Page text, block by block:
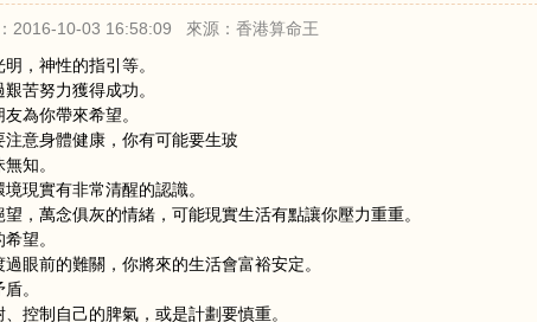
2016-10-03 16:58:09 來源：香港算命王
，神性的指引等。
苦努力獲得成功。
為你帶來希望。
意身體健康，你有可能要生玻
知。
現實有非常清醒的認識。
，萬念俱灰的情緒，可能現實生活有點讓你壓力重重。
望。
過眼前的難關，你將來的生活會富裕安定。
。
控制自己的脾氣，或是計劃要慎重。